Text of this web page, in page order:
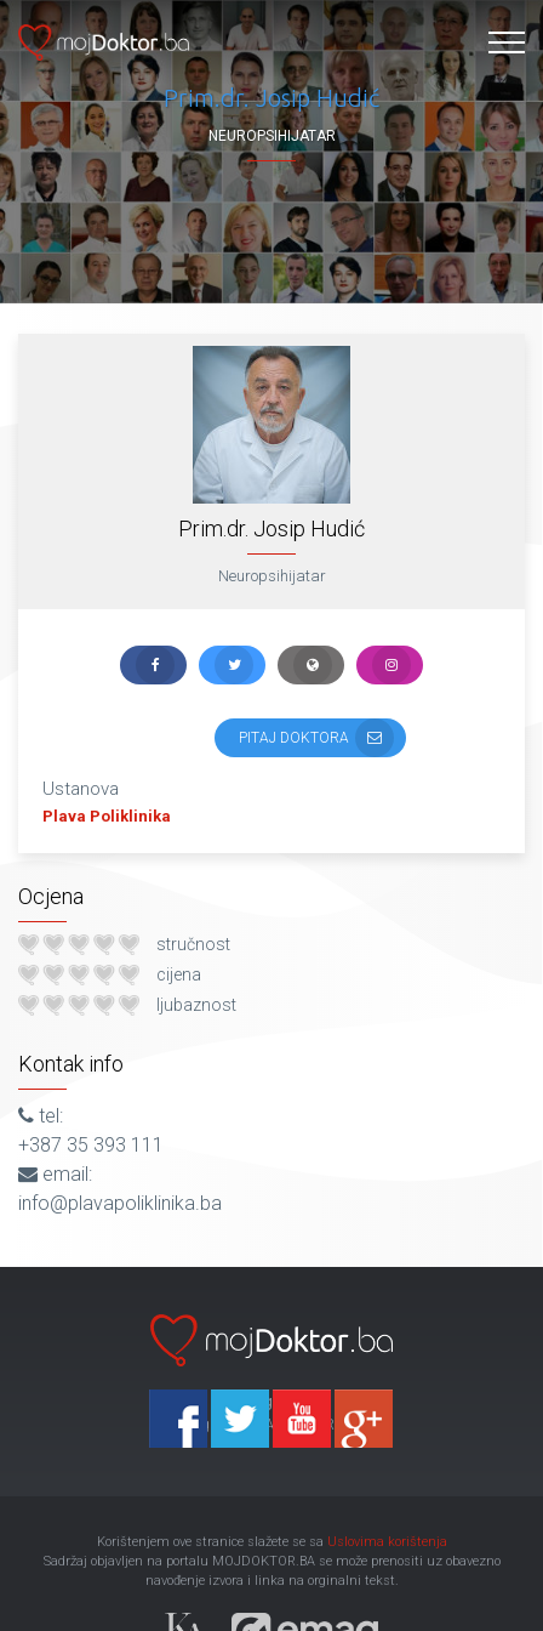
Prim.dr. Josip Hudić
NEUROPSIHIJATAR
Prim.dr. Josip Hudić
Neuropsihijatar
PITAJ DOKTORA
Ustanova
Plava Poliklinika
Ocjena
stručnost
cijena
ljubaznost
Kontak info
tel:
+387 35 393 111
email:
info@plavapoliklinika.ba
Ka-Agencija
Copyright 2026 All Right Reserved
Korištenjem ove stranice slažete se sa Uslovima korištenja
Sadržaj objavljen na portalu MOJDOKTOR.BA se može prenositi uz obavezno
navođenje izvora i linka na orginalni tekst.